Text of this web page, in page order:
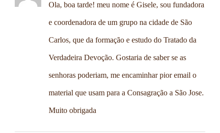
Ola, boa tarde! meu nome é Gisele, sou fundadora
e coordenadora de um grupo na cidade de São
Carlos, que da formação e estudo do Tratado da
Verdadeira Devoção. Gostaria de saber se as
senhoras poderiam, me encaminhar pior email o
material que usam para a Consagração a São Jose.
Muito obrigada